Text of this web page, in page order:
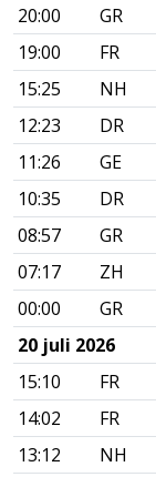
20:00
GR
19:00
FR
15:25
NH
12:23
DR
11:26
GE
10:35
DR
08:57
GR
07:17
ZH
00:00
GR
20 juli 2026
15:10
FR
14:02
FR
13:12
NH